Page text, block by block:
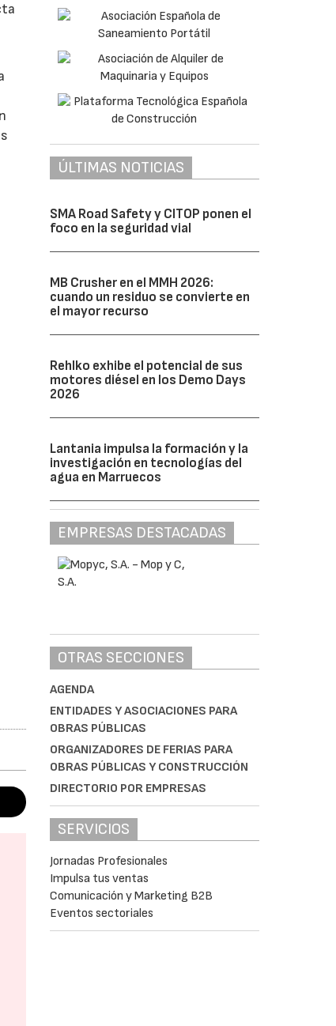
ÚLTIMAS NOTICIAS
SMA Road Safety y CITOP ponen el
foco en la seguridad vial
MB Crusher en el MMH 2026:
cuando un residuo se convierte en
el mayor recurso
Rehlko exhibe el potencial de sus
motores diésel en los Demo Days
2026
Lantania impulsa la formación y la
investigación en tecnologías del
agua en Marruecos
EMPRESAS DESTACADAS
OTRAS SECCIONES
AGENDA
ENTIDADES Y ASOCIACIONES PARA
OBRAS PÚBLICAS
ORGANIZADORES DE FERIAS PARA
OBRAS PÚBLICAS Y CONSTRUCCIÓN
DIRECTORIO POR EMPRESAS
SERVICIOS
Jornadas Profesionales
Impulsa tus ventas
Comunicación y Marketing B2B
Eventos sectoriales